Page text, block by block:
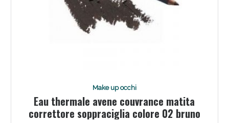
Make up occhi
Eau thermale avene couvrance matita
correttore soppraciglia colore 02 bruno